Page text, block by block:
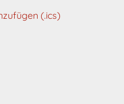
(.ics)